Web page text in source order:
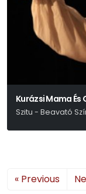
Kurázsi Mama És
Szitu - Beavató
« Previous